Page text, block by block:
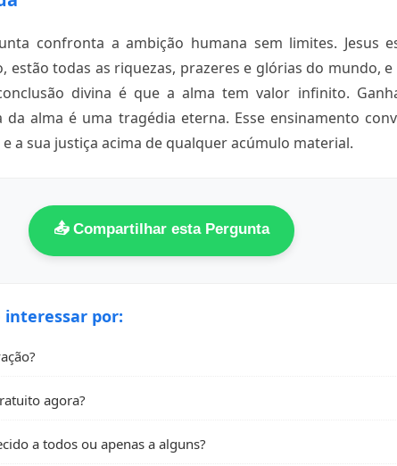
confronta a ambição humana sem limites. Jesus
estão todas as riquezas, prazeres e glórias do mundo,
divina é que a alma tem valor infinito.
alma é uma tragédia eterna. Esse ensinamento
a sua justiça acima de qualquer acúmulo material.
📤 Compartilhar esta Pergunta
interessar por:
agora?
a todos ou apenas a alguns?